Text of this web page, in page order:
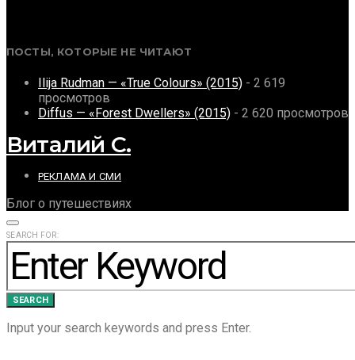
ПОСТЫ, КОТОРЫЕ НЕ ЧИТАЮТ
Ilija Rudman — «True Colours» (2015) - 2 619
просмотров
Diffus — «Forest Dwellers» (2015) - 2 620 просмотров
Виталий С.
РЕКЛАМА И СМИ
Блог о путешествиях
SEARCH FOR:
SEARCH
Input your search keywords and press Enter.